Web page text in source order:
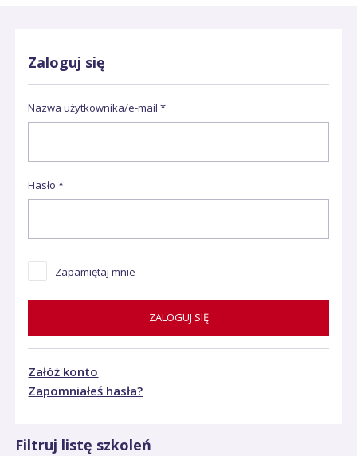
Filtruj listę szkoleń
Zaloguj się
Nazwa użytkownika/e-mail
Hasło
Zapamiętaj mnie
ZALOGUJ SIĘ
Załóż konto
Zapomniałeś hasła?